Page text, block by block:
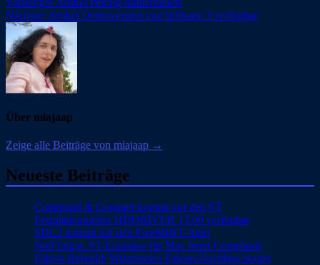
Beitragsnavigation
Nächster Artikel Demoversion von InShape 3 verfügbar
Über miajaap
Zeige alle Beiträge von miajaap →
Neueste Beiträge
Command & Conquer kommt auf den ST
Festplattentreiber HDDRIVER 13.00 verfügbar
SDL2 kommt auf den FreeMiNT-Atari
NoSTalgia: ST-Emulator für Mac feiert Comeback
Falcon Rebuild: Wizztronics Falcon-Nachbau bootet